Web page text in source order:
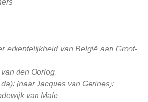
erkentelijkheid van België aan Groot-
den Oorlog.
(naar Jacques van Gerines):
van Male